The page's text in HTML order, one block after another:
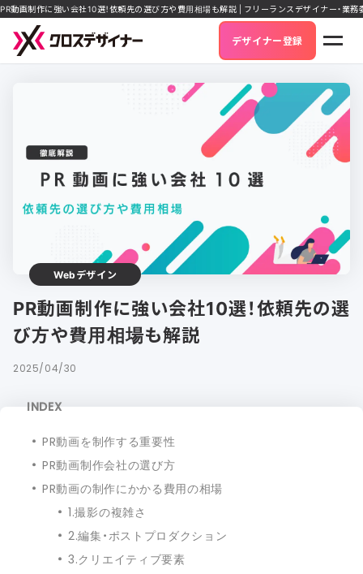
PR動画制作に強い会社10選！依頼先の選び方や費用相場も解説 | フリーランスデザイナー・業
デザイナー登録
Webデザイン
PR動画制作に強い会社10選！依頼先の選
び方や費用相場も解説
2025/04/30
INDEX
PR動画を制作する重要性
PR動画制作会社の選び方
PR動画の制作にかかる費用の相場
1.撮影の複雑さ
2.編集・ポストプロダクション
3.クリエイティブ要素